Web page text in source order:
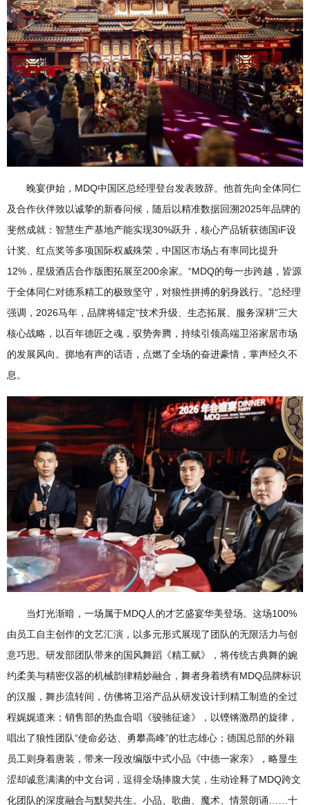
晚宴伊始，MDQ中国区总经理登台发表致辞。他首先向全体同仁
及合作伙伴致以诚挚的新春问候，随后以精准数据回溯2025年品牌的
斐然成就：智慧生产基地产能实现30%跃升，核心产品斩获德国iF设
计奖、红点奖等多项国际权威殊荣，中国区市场占有率同比提升
12%，星级酒店合作版图拓展至200余家。“MDQ的每一步跨越，皆源
于全体同仁对德系精工的极致坚守，对狼性拼搏的躬身践行。”总经理
强调，2026马年，品牌将锚定“技术升级、生态拓展、服务深耕”三大
核心战略，以百年德匠之魂，驭势奔腾，持续引领高端卫浴家居市场
的发展风向。掷地有声的话语，点燃了全场的奋进豪情，掌声经久不
息。
当灯光渐暗，一场属于MDQ人的才艺盛宴华美登场。这场100%
由员工自主创作的文艺汇演，以多元形式展现了团队的无限活力与创
意巧思。研发部团队带来的国风舞蹈《精工赋》，将传统古典舞的婉
约柔美与精密仪器的机械韵律精妙融合，舞者身着绣有MDQ品牌标识
的汉服，舞步流转间，仿佛将卫浴产品从研发设计到精工制造的全过
程娓娓道来；销售部的热血合唱《骏驰征途》，以铿锵激昂的旋律，
唱出了狼性团队“使命必达、勇攀高峰”的壮志雄心；德国总部的外籍
员工则身着唐装，带来一段改编版中式小品《中德一家亲》，略显生
涩却诚意满满的中文台词，逗得全场捧腹大笑，生动诠释了MDQ跨文
化团队的深度融合与默契共生。小品、歌曲、魔术、情景朗诵……十